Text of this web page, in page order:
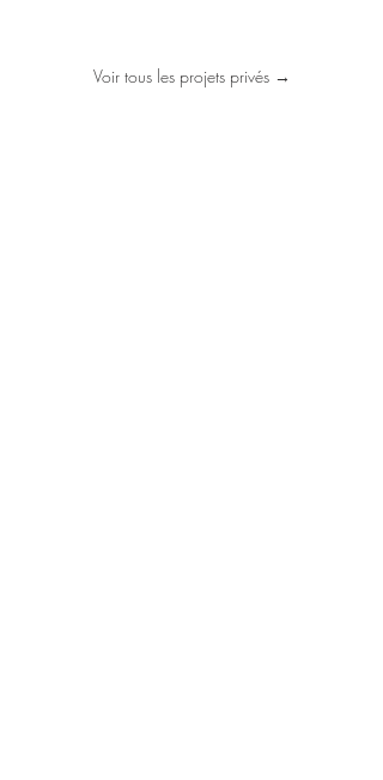
Voir tous les projets privés →